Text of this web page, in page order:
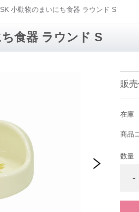
SK 小動物のまいにち食器 ラウンド S
食器 ラウンド S
販
在庫
商品
数量
-